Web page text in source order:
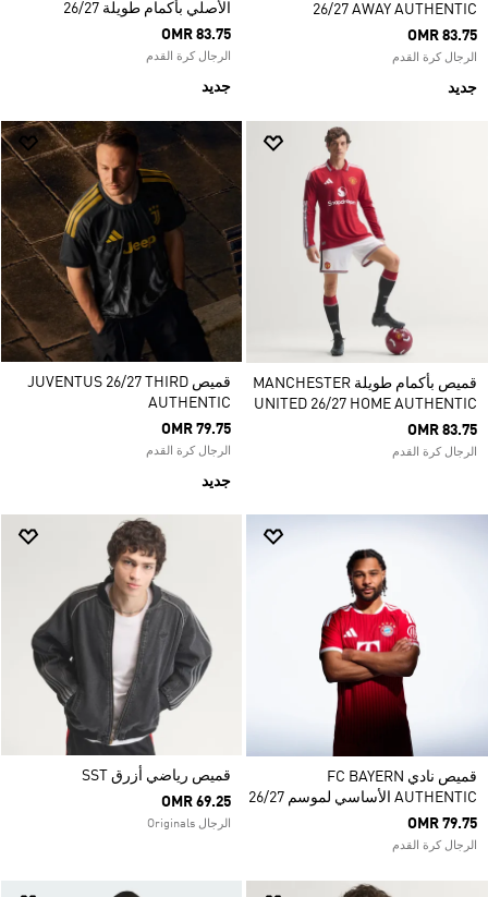
26/27 AWAY AUTHENTIC
OMR 83.75
الرجال كرة القدم
جديد
الأصلي بأكمام طويلة 26/27
OMR 83.75
الرجال كرة القدم
جديد
قميص بأكمام طويلة MANCHESTER
UNITED 26/27 HOME AUTHENTIC
OMR 83.75
الرجال كرة القدم
قميص JUVENTUS 26/27 THIRD
AUTHENTIC
OMR 79.75
الرجال كرة القدم
جديد
قميص نادي FC BAYERN
AUTHENTIC الأساسي لموسم 26/27
OMR 79.75
الرجال كرة القدم
قميص رياضي أزرق SST
OMR 69.25
الرجال Originals